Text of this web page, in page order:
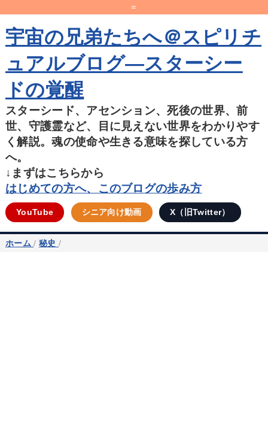
=
宇宙の兄弟たちへ＠スピリチ
ュアルブログ―スターシー
ドの覚醒
スターシード、アセンション、死後の世界、前
世、守護霊など、目に見えない世界をわかりやす
く解説。魂の使命や生きる意味を探している方
へ。
↓まずはこちらから
はじめての方へ、このブログの歩み方
YouTube シニア向け動画 X（旧Twitter）
ホーム / 秘史 /